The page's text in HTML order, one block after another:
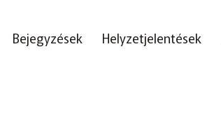
Bejegyzések Helyzetjelentések